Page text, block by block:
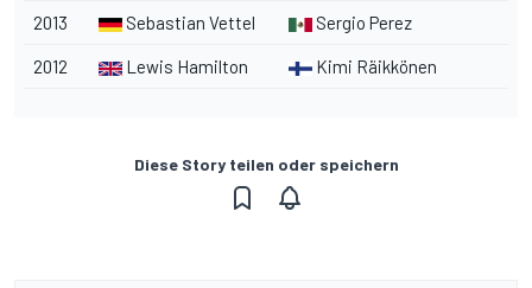
2013 Sebastian Vettel Sergio Perez
2012 Lewis Hamilton Kimi Räikkönen
Diese Story teilen oder speichern